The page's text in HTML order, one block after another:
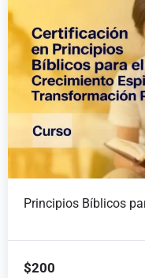
Principios Bíblicos
$200